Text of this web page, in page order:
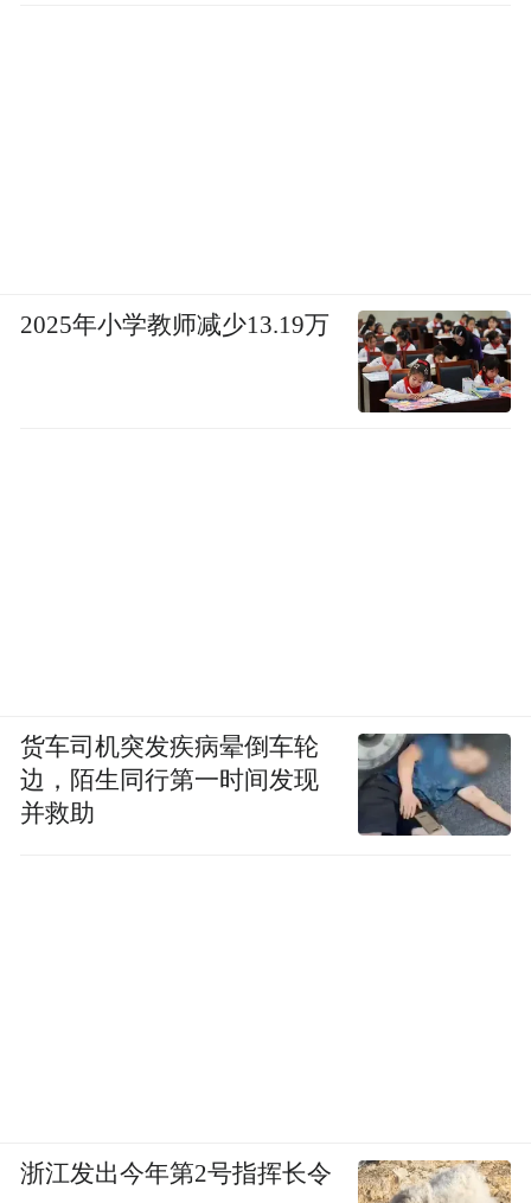
2025年小学教师减少13.19万
货车司机突发疾病晕倒车轮
边，陌生同行第一时间发现
并救助
浙江发出今年第2号指挥长令